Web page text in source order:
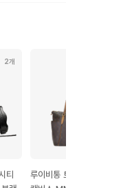
2개
티
루이비통 토탈리 모노그램